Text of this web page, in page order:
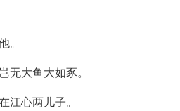
。
大鱼大如豕。
心两儿子。